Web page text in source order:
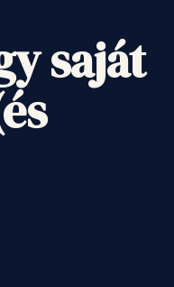
saját